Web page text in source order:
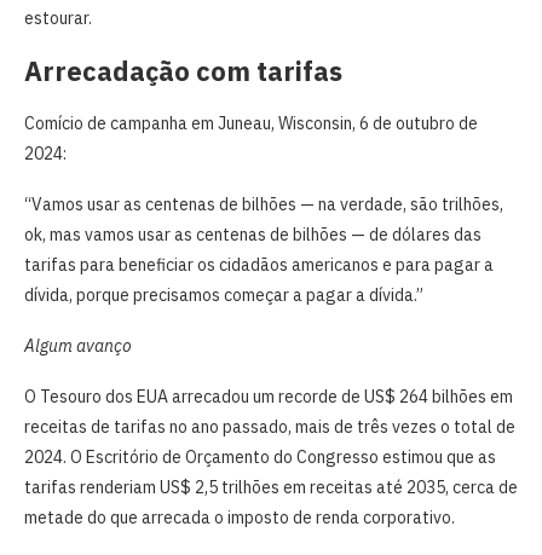
estourar.
Arrecadação com tarifas
Comício de campanha em Juneau, Wisconsin, 6 de outubro de
2024:
“Vamos usar as centenas de bilhões — na verdade, são trilhões,
ok, mas vamos usar as centenas de bilhões — de dólares das
tarifas para beneficiar os cidadãos americanos e para pagar a
dívida, porque precisamos começar a pagar a dívida.”
Algum avanço
O Tesouro dos EUA arrecadou um recorde de US$ 264 bilhões em
receitas de tarifas no ano passado, mais de três vezes o total de
2024. O Escritório de Orçamento do Congresso estimou que as
tarifas renderiam US$ 2,5 trilhões em receitas até 2035, cerca de
metade do que arrecada o imposto de renda corporativo.